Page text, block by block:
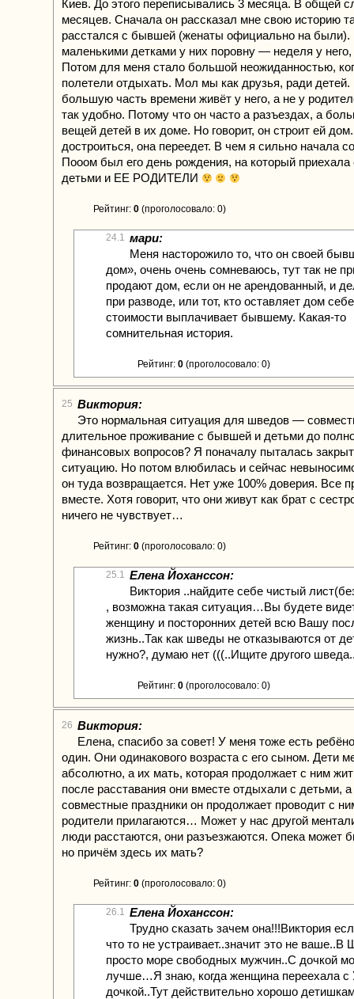
Киев. До этого переписывались 3 месяца. В общей
месяцев. Сначала он рассказал мне свою историю
расстался с бывшей (женаты официально на были).
маленькими детками у них поровну — неделя у
Потом для меня стало большой неожиданностью,
полетели отдыхать. Мол мы как друзья, ради детей.
большую часть времени живёт у него, а не у
так удобно. Потому что он часто а разъездах, а
вещей детей в их доме. Но говорит, он строит ей
достроиться, она переедет. В чем я сильно начала
Пооом был его день рождения, на который
детьми и ЕЕ РОДИТЕЛИ
Рейтинг: 0 (проголосовало: 0)
24.1 мари:
Меня насторожило то, что он своей
дом», очень очень сомневаюсь, тут так не
продают дом, если он не арендованный, и
при разводе, или тот, кто оставляет дом
стоимости выплачивает бывшему. Какая-то
сомнительная история.
Рейтинг: 0 (проголосовало: 0)
25 Виктория:
Это нормальная ситуация для шведов —
длительное проживание с бывшей и детьми до
финансовых вопросов? Я поначалу пыталась
ситуацию. Но потом влюбилась и сейчас
он туда возвращается. Нет уже 100% доверия. Все
вместе. Хотя говорит, что они живут как брат с
ничего не чувствует…
Рейтинг: 0 (проголосовало: 0)
25.1 Елена Йоханссон:
Виктория ..найдите себе чистый
, возможна такая ситуация…Вы будете
женщину и посторонних детей всю Вашу
жизнь..Так как шведы не отказываются от
нужно?, думаю нет (((..Ищите другого
Рейтинг: 0 (проголосовало: 0)
26 Виктория:
Елена, спасибо за совет! У меня тоже есть
один. Они одинакового возраста с его сыном. Дети
абсолютно, а их мать, которая продолжает с ним
после расставания они вместе отдыхали с детьми,
совместные праздники он продолжает проводит с
родители прилагаются… Может у нас другой
люди расстаются, они разъезжаются. Опека может
но причём здесь их мать?
Рейтинг: 0 (проголосовало: 0)
26.1 Елена Йоханссон:
Трудно сказать зачем она!!!Виктория
что то не устраивает..значит это не ваше..В
просто море свободных мужчин..С дочкой
лучше…Я знаю, когда женщина переехала с
дочкой..Тут действительно хорошо